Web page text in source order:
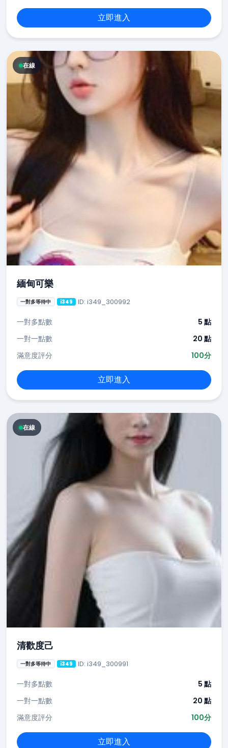
立即進入
在線
緬甸可樂
一對多等待中 i349 ID: i349_300992
一對多點數
5 點
一對一點數
20 點
滿意度評分
100分
立即進入
在線
清歡度己
一對多等待中 i349 ID: i349_300991
一對多點數
5 點
一對一點數
20 點
滿意度評分
100分
立即進入